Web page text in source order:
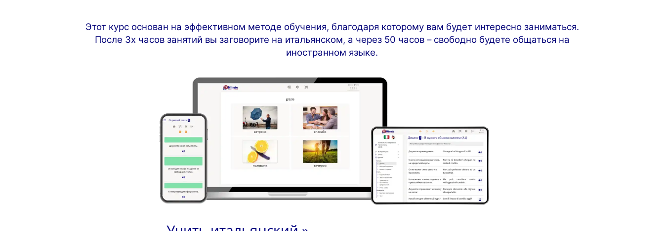
Этот курс основан на эффективном методе обучения, благодаря которому вам будет интересно заниматься.
После 3х часов занятий вы заговорите на итальянском, а через 50 часов – свободно будете общаться на
иностранном языке.